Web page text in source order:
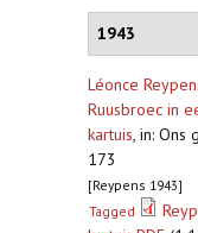
1943
Léonce
Ruusbroec in
kartuis, in: Ons
173
[Reypens 1943]
Tagged